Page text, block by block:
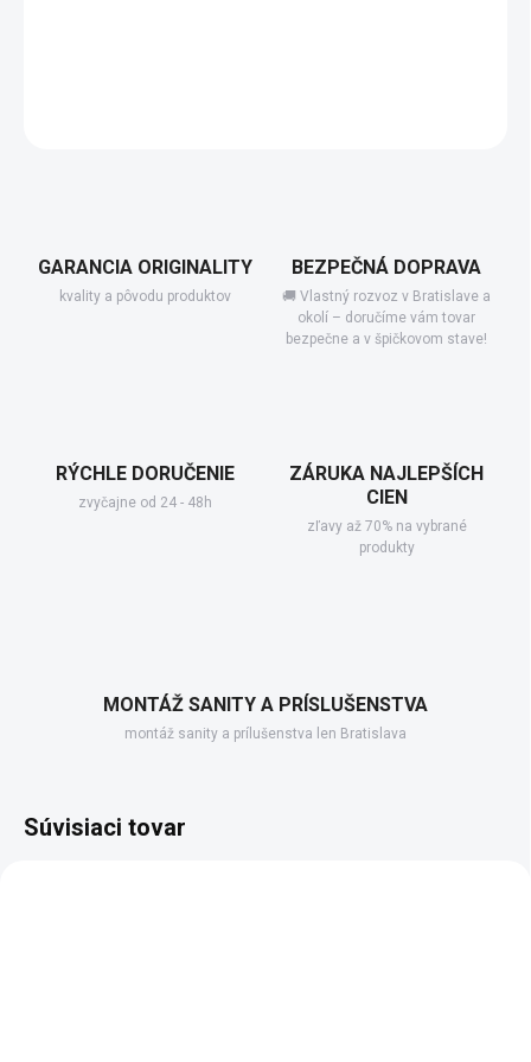
GARANCIA ORIGINALITY
kvality a pôvodu produktov
BEZPEČNÁ DOPRAVA
🚚 Vlastný rozvoz v Bratislave a
okolí – doručíme vám tovar
bezpečne a v špičkovom stave!
RÝCHLE DORUČENIE
zvyčajne od 24 - 48h
ZÁRUKA NAJLEPŠÍCH
CIEN
zľavy až 70% na vybrané
produkty
MONTÁŽ SANITY A PRÍSLUŠENSTVA
montáž sanity a prílušenstva len Bratislava
Súvisiaci tovar